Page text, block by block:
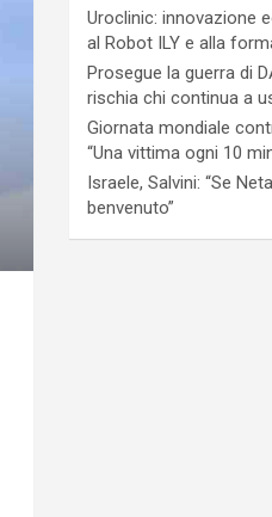
Uroclinic: innovazione
al Robot ILY e alla
Prosegue la guerra di
rischia chi continua a
Giornata mondiale
“Una vittima ogni 10
Israele, Salvini: “Se
benvenuto”